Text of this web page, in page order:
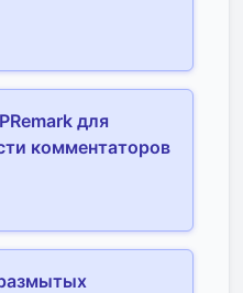
для
комментаторов